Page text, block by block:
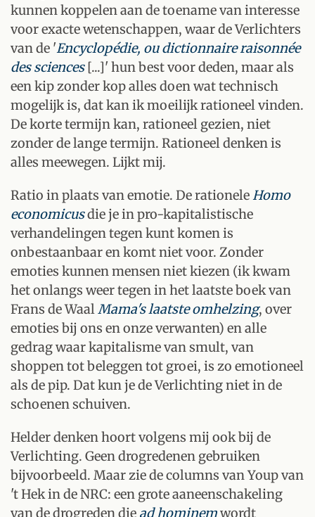
kunnen koppelen aan de toename van interesse
voor exacte wetenschappen, waar de Verlichters
van de 'Encyclopédie, ou dictionnaire raisonnée
des sciences[...]' hun best voor deden, maar als
een kip zonder kop alles doen wat technisch
mogelijk is, dat kan ik moeilijk rationeel vinden.
De korte termijn kan, rationeel gezien, niet
zonder de lange termijn. Rationeel denken is
alles meewegen. Lijkt mij.
Ratio in plaats van emotie. De rationeleHomo
economicusdie je in pro-kapitalistische
verhandelingen tegen kunt komen is
onbestaanbaar en komt niet voor. Zonder
emoties kunnen mensen niet kiezen (ik kwam
het onlangs weer tegen in het laatste boek van
Frans de WaalMama's laatste omhelzing, over
emoties bij ons en onze verwanten) en alle
gedrag waar kapitalisme van smult, van
shoppen tot beleggen tot groei, is zo emotioneel
als de pip. Dat kun je de Verlichting niet in de
schoenen schuiven.
Helder denken hoort volgens mij ook bij de
Verlichting. Geen drogredenen gebruiken
bijvoorbeeld. Maar zie de columns van Youp van
't Hek in de NRC: een grote aaneenschakeling
van de drogreden die ad hominemwordt